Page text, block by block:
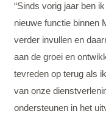
“Sinds vorig jaar ben
nieuwe functie binnen
verder invullen en
aan de groei en
tevreden op terug als
van onze
ondersteunen in het